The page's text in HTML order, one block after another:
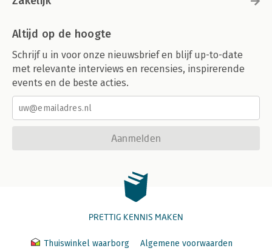
Altijd op de hoogte
Schrijf u in voor onze nieuwsbrief en blijf up-to-date
met relevante interviews en recensies, inspirerende
events en de beste acties.
Aanmelden
PRETTIG KENNIS MAKEN
Thuiswinkel waarborg Algemene voorwaarden